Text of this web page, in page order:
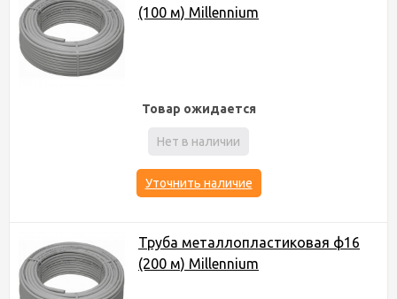
(100 м) Millennium
Товар ожидается
Нет в наличии
Уточнить наличие
Труба металлопластиковая ф16
(200 м) Millennium